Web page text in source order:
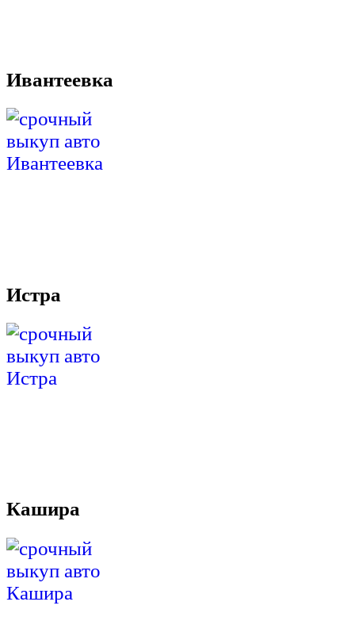
Ивантеевка
Истра
Кашира